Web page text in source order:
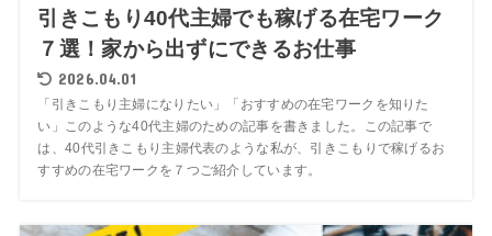
引きこもり40代主婦でも稼げる在宅ワーク
７選！家から出ずにできるお仕事
2026.04.01
「引きこもり主婦になりたい」「おすすめの在宅ワークを知りた
い」このような40代主婦のための記事を書きました。この記事で
は、40代引きこもり主婦代表のような私が、引きこもりで稼げるお
すすめの在宅ワークを７つご紹介しています。